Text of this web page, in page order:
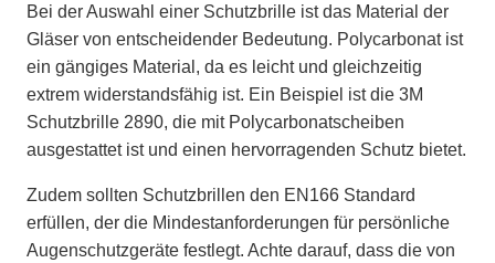
Bei der Auswahl einer Schutzbrille ist das Material der
Gläser von entscheidender Bedeutung. Polycarbonat ist
ein gängiges Material, da es leicht und gleichzeitig
extrem widerstandsfähig ist. Ein Beispiel ist die 3M
Schutzbrille 2890, die mit Polycarbonatscheiben
ausgestattet ist und einen hervorragenden Schutz bietet.
Zudem sollten Schutzbrillen den EN166 Standard
erfüllen, der die Mindestanforderungen für persönliche
Augenschutzgeräte festlegt. Achte darauf, dass die von